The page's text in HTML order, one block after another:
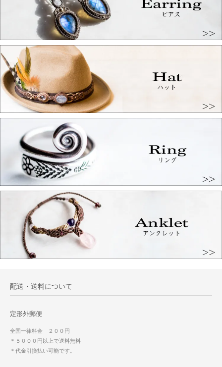
配送・送料について
定形外郵便
全国一律料金 ２００円
＊５０００円以上で送料無料
＊代金引換払い可能です。